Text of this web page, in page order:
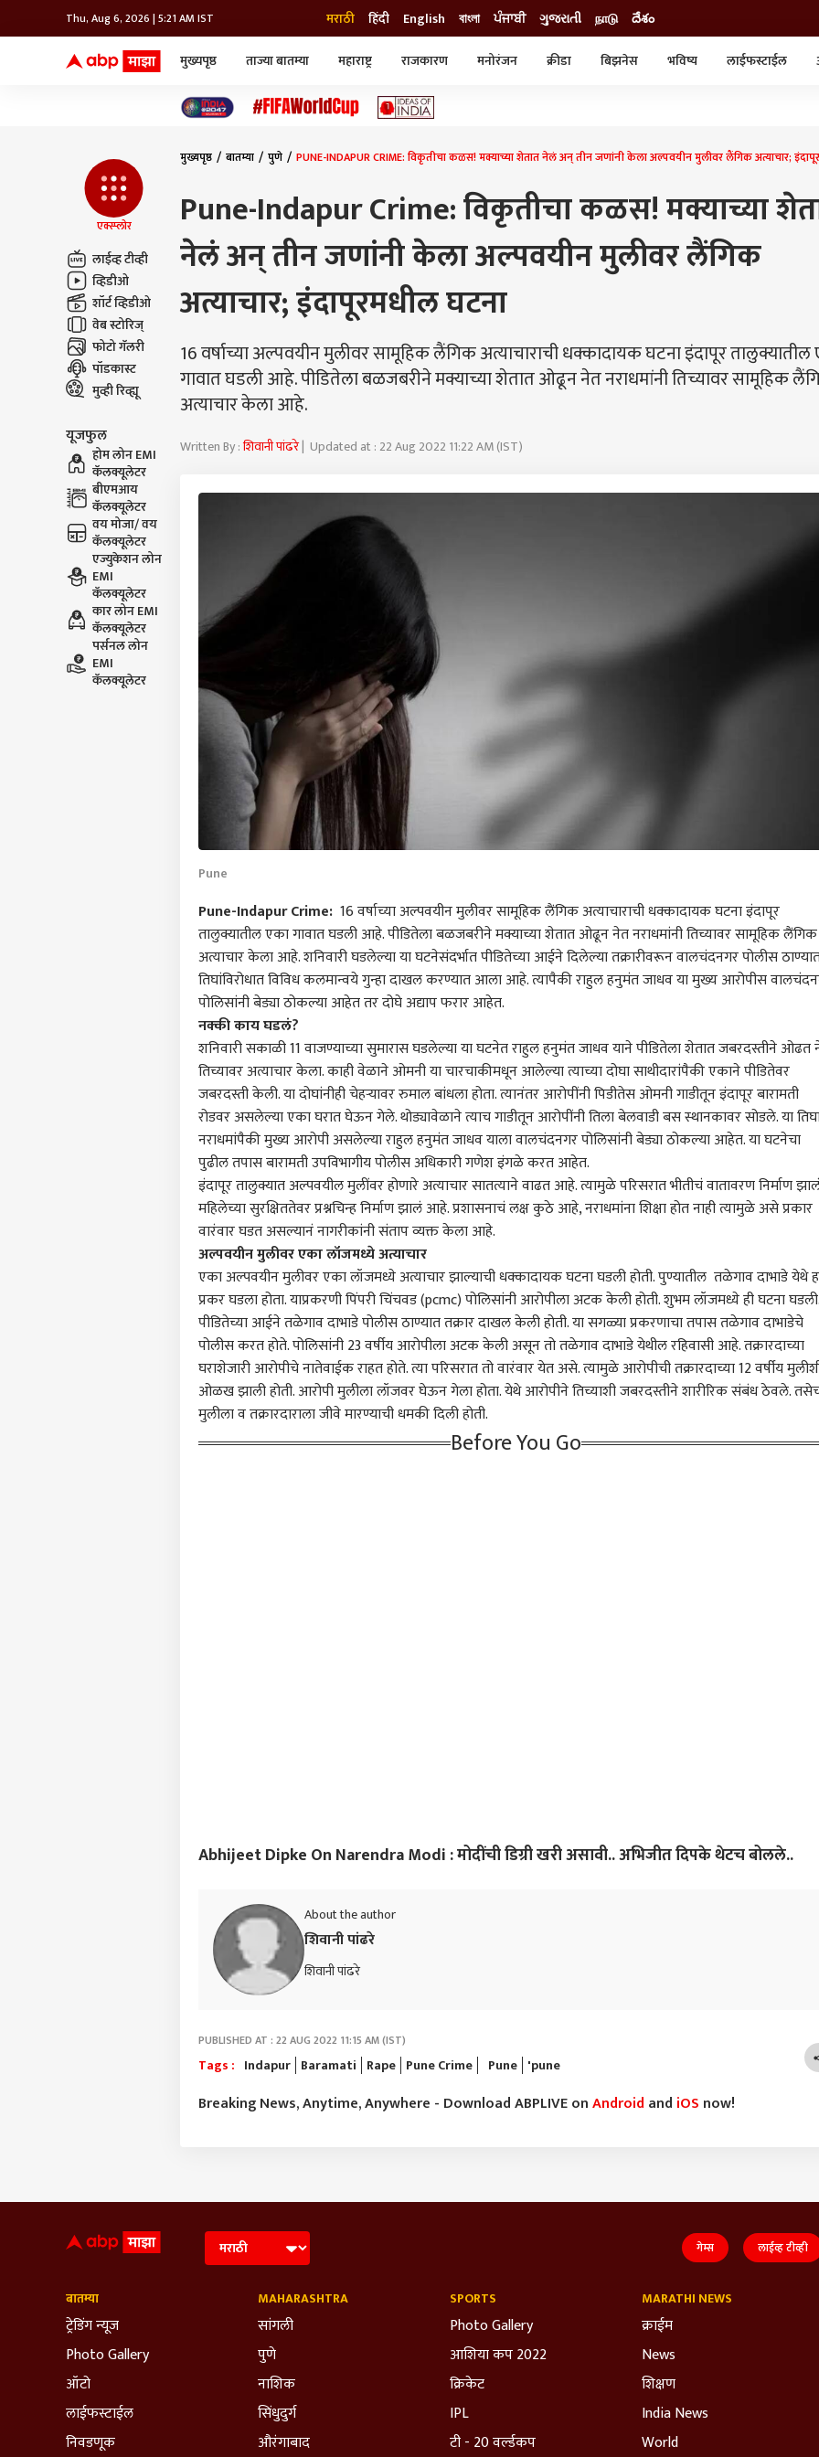
Thu, Aug 6, 2026 | 5:21 AM IST मराठी हिंदी English বাংলা ਪੰਜਾਬੀ ગુજરાતી நாடு దేశం
मुख्यपृष्ठ ताज्या बातम्या महाराष्ट्र राजकारण मनोरंजन क्रीडा बिझनेस भविष्य लाईफस्टाईल
कोल्हापूर
नवी मुंबई
अमरावती
अकोला
एक्स्प्लोर
लाईव्ह टीव्ही
व्हिडीओ
शॉर्ट व्हिडीओ
वेब स्टोरिज्
फोटो गॅलरी
पॉडकास्ट
मुव्ही रिव्ह्यू
यूजफुल
होम लोन EMI
कॅलक्यूलेटर
बीएमआय
कॅलक्यूलेटर
वय मोजा/ वय
कॅलक्यूलेटर
एज्युकेशन लोन
EMI
कॅलक्यूलेटर
कार लोन EMI
कॅलक्यूलेटर
पर्सनल लोन
EMI
कॅलक्यूलेटर
मुख्यपृष्ठ बातम्या पुणे PUNE-INDAPUR CRIME: विकृतीचा कळस! मक्याच्या शेतात नेलं अन् तीन जणांनी केला अल्पवयीन मुलीवर लैंगिक अत्याचार;
Pune-Indapur Crime: विकृतीचा कळस! मक्याच्या
नेलं अन् तीन जणांनी केला अल्पवयीन मुलीवर लैंगिक
अत्याचार; इंदापूरमधील घटना
16 वर्षाच्या अल्पवयीन मुलीवर सामूहिक लैंगिक अत्याचाराची धक्कादायक घटना इंदापूर
गावात घडली आहे. पीडितेला बळजबरीने मक्याच्या शेतात ओढून नेत नराधमांनी तिच्यावर सामूहिक
अत्याचार केला आहे.
Written By :शिवानी पांढरे| Updated at : 22 Aug 2022 11:22 AM (IST)
Pune
Pune-Indapur Crime: 16 वर्षाच्या अल्पवयीन मुलीवर सामूहिक लैंगिक अत्याचाराची धक्कादायक घटना इंदापूर
तालुक्यातील एका गावात घडली आहे. पीडितेला बळजबरीने मक्याच्या शेतात ओढून नेत नराधमांनी तिच्यावर सामूहिक लैंगिक
अत्याचार केला आहे. शनिवारी घडलेल्या या घटनेसंदर्भात पीडितेच्या आईने दिलेल्या तक्रारीवरून वालचंदनगर पोलीस
तिघांविरोधात विविध कलमान्वये गुन्हा दाखल करण्यात आला आहे. त्यापैकी राहुल हनुमंत जाधव या मुख्य आरोपीस
पोलिसांनी बेड्या ठोकल्या आहेत तर दोघे अद्याप फरार आहेत.
नक्की काय घडलं?
शनिवारी सकाळी 11 वाजण्याच्या सुमारास घडलेल्या या घटनेत राहुल हनुमंत जाधव याने पीडितेला शेतात जबरदस्तीने ओढत
तिच्यावर अत्याचार केला. काही वेळाने ओमनी या चारचाकीमधून आलेल्या त्याच्या दोघा साथीदारांपैकी एकाने पीडितेवर
जबरदस्ती केली. या दोघांनीही चेहऱ्यावर रुमाल बांधला होता. त्यानंतर आरोपींनी पिडीतेस ओमनी गाडीतून इंदापूर बारामती
रोडवर असलेल्या एका घरात घेऊन गेले. थोड्यावेळाने त्याच गाडीतून आरोपींनी तिला बेलवाडी बस स्थानकावर सोडले. या
नराधमांपैकी मुख्य आरोपी असलेल्या राहुल हनुमंत जाधव याला वालचंदनगर पोलिसांनी बेड्या ठोकल्या आहेत. या घटनेचा
पुढील तपास बारामती उपविभागीय पोलीस अधिकारी गणेश इंगळे करत आहेत.
इंदापूर तालुक्यात अल्पवयील मुलींवर होणारे अत्याचार सातत्याने वाढत आहे. त्यामुळे परिसरात भीतीचं वातावरण निर्माण
महिलेच्या सुरक्षिततेवर प्रश्नचिन्ह निर्माण झालं आहे. प्रशासनाचं लक्ष कुठे आहे, नराधमांना शिक्षा होत नाही त्यामुळे असे प्रकार
वारंवार घडत असल्यानं नागरीकांनी संताप व्यक्त केला आहे.
अल्पवयीन मुलीवर एका लॉजमध्ये अत्याचार
एका अल्पवयीन मुलीवर एका लॉजमध्ये अत्याचार झाल्याची धक्कादायक घटना घडली होती. पुण्यातील तळेगाव दाभाडे येथे
प्रकर घडला होता. याप्रकरणी पिंपरी चिंचवड (pcmc) पोलिसांनी आरोपीला अटक केली होती. शुभम लॉजमध्ये ही घटना घडली.
पीडितेच्या आईने तळेगाव दाभाडे पोलीस ठाण्यात तक्रार दाखल केली होती. या सगळ्या प्रकरणाचा तपास तळेगाव दाभाडेचे
पोलीस करत होते. पोलिसांनी 23 वर्षीय आरोपीला अटक केली असून तो तळेगाव दाभाडे येथील रहिवासी आहे. तक्रारदाच्या
घराशेजारी आरोपीचे नातेवाईक राहत होते. त्या परिसरात तो वारंवार येत असे. त्यामुळे आरोपीची तक्रारदाच्या 12 वर्षीय
ओळख झाली होती. आरोपी मुलीला लॉजवर घेऊन गेला होता. येथे आरोपीने तिच्याशी जबरदस्तीने शारीरिक संबंध ठेवले.
मुलीला व तक्रारदाराला जीवे मारण्याची धमकी दिली होती.
Before You Go
Abhijeet Dipke On Narendra Modi : मोदींची डिग्री खरी असावी.. अभिजीत दिपके थेटच बोलले..
About the author
शिवानी पांढरे
शिवानी पांढरे
PUBLISHED AT : 22 AUG 2022 11:15 AM (IST)
Tags : Indapur Baramati Rape Pune Crime Pune 'pune
Breaking News, Anytime, Anywhere - Download ABPLIVE onAndroid and iOS now!
हॅलो गेस्ट
आमच्यासोबत जाहिरात करा
प्रायव्हसी पॉलिसी
संपर्क साधा
करिअर
फीडबॅक
आमच्याबद्दल
पर्सनल कॉर्नर
टॉप आर्टिकल
राजकारण
जॉब नहीं मिलेगा, तो सिंहासन
हिलेगा। प्रशांत किशोरांचा
भाजपवर विजय, राहुल गांधींचे
ट्विट चर्चेत
पुणे
पुण्यातील चाकण MIDC मध्ये
अपघातात महिला जागीच ठार
राजकारण
बिहारमध्ये भाजपचा राष्ट्रीय
चव्हाणांनी सांगितलं
भारत
गेम्स लाईव्ह टीव्ही
बातम्या
ट्रेडिंग न्यूज
Photo Gallery
ऑटो
लाईफस्टाईल
निवडणूक
MAHARASHTRA
सांगली
पुणे
नाशिक
सिंधुदुर्ग
औरंगाबाद
SPORTS
Photo Gallery
आशिया कप 2022
क्रिकेट
IPL
टी - 20 वर्ल्डकप
MARATHI NEWS
क्राईम
News
शिक्षण
India News
World